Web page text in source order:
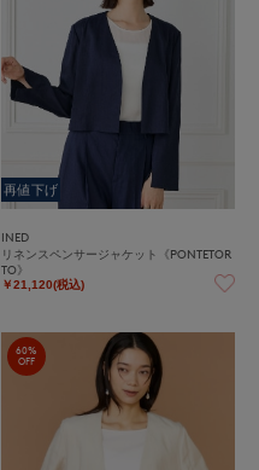
再値下げ
INED
リネンスペンサージャケット《PONTETOR
TO》
￥21,120(税込)
60%
OFF